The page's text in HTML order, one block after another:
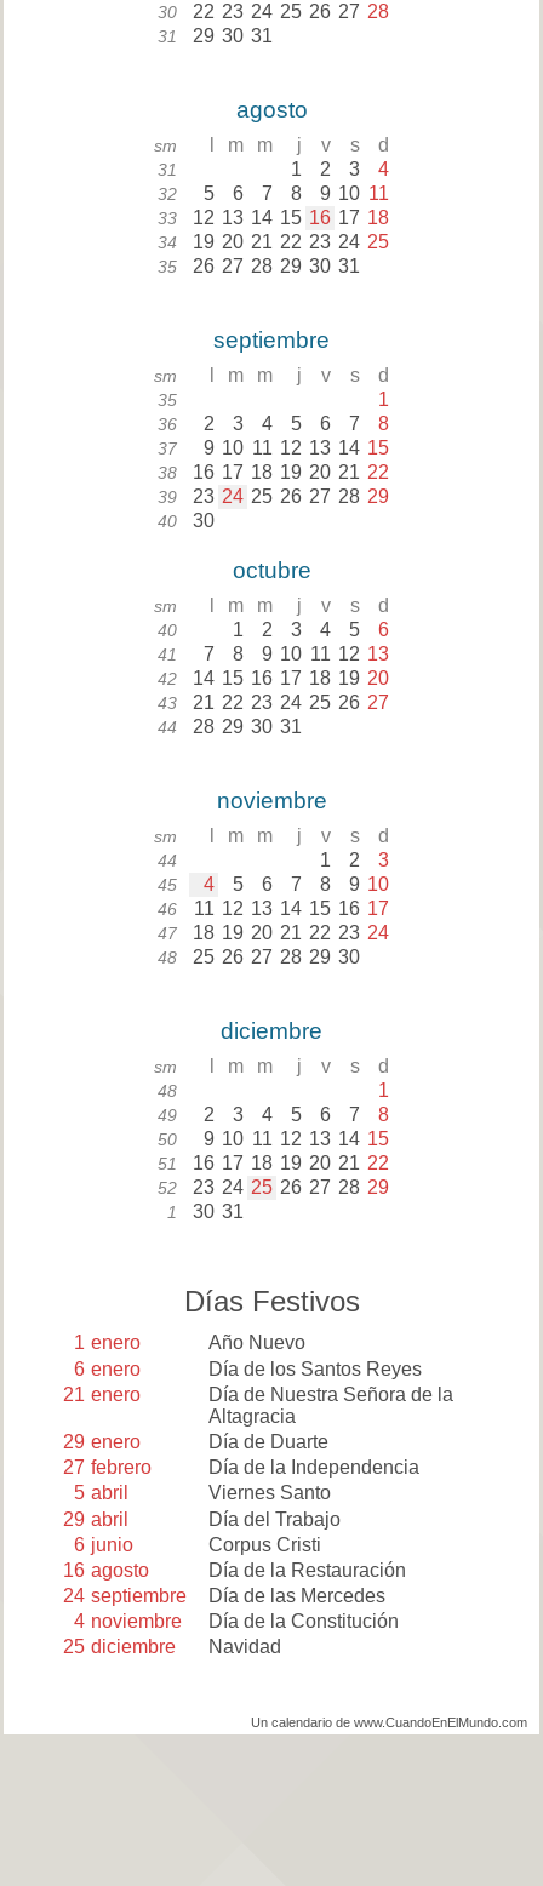
30 22 23 24 25 26 27 28
31 29 30 31
agosto
sm m m j v s d
31 1 2 3 4
32 5 6 7 8 9 10 11
33 12 13 14 15 16 17 18
34 19 20 21 22 23 24 25
35 26 27 28 29 30 31
septiembre
sm m m j v s d
35 1
36 2 3 4 5 6 7 8
37 9 10 11 12 13 14 15
38 16 17 18 19 20 21 22
39 23 24 25 26 27 28 29
40 30
octubre
sm m m j v s d
40 1 2 3 4 5 6
41 7 8 9 10 11 12 13
42 14 15 16 17 18 19 20
43 21 22 23 24 25 26 27
44 28 29 30 31
noviembre
sm m m j v s d
44 1 2 3
45 4 5 6 7 8 9 10
46 11 12 13 14 15 16 17
47 18 19 20 21 22 23 24
48 25 26 27 28 29 30
diciembre
sm m m j v s d
48 1
49 2 3 4 5 6 7 8
50 9 10 11 12 13 14 15
51 16 17 18 19 20 21 22
52 23 24 25 26 27 28 29
1 30 31
Días Festivos
1 enero
Año Nuevo
6 enero
Día de los Santos Reyes
21 enero
Día de Nuestra Señora de la
Altagracia
29 enero
Día de Duarte
27 febrero
Día de la Independencia
5 abril
Viernes Santo
29 abril
Día del Trabajo
6 junio
Corpus Cristi
16 agosto
Día de la Restauración
24 septiembre
Día de las Mercedes
4 noviembre
Día de la Constitución
25 diciembre Navidad
Un calendario de www.CuandoEnElMundo.com